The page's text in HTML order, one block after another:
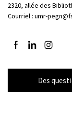
2320, allée des
Courriel : umr-
Suivez-nous sur
Suivez-nous
Suivez-
Des